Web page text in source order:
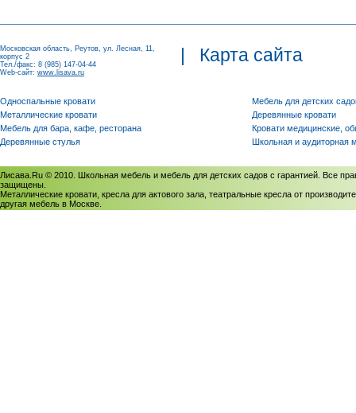
Московская область, Реутов, ул. Лесная, 11,
корпус 2
Тел./факс: 8 (985) 147-04-44
Web-сайт: www.lisava.ru
| Карта сайта
Односпальные кровати
Металлические кровати
Мебель для бара, кафе, ресторана
Деревянные стулья
Мебель для детских
Деревянные кровати
Кровати медицинские,
Школьная и аудиторная
Лисава.Ru © 2010. Школьная мебель и мебель для детских садов с гарантией. Все
защищены.
Металлические кровати, кресла для актового зала, театральные кресла от
другая мебель в Москве.
Политика использования cookies/Соглашение на обработку персональных данных